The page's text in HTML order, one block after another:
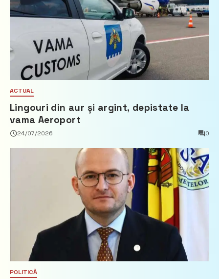
ACTUAL
Lingouri din aur și argint, depistate la
vama Aeroport
24/07/2026 0
POLITICĂ